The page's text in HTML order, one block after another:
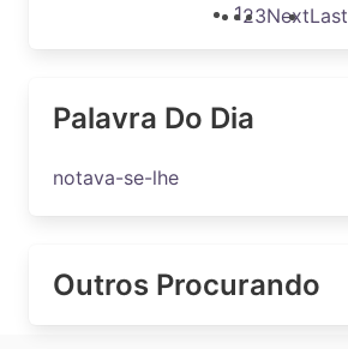
123NextLast
Palavra Do Dia
notava-se-lhe
Outros Procurando